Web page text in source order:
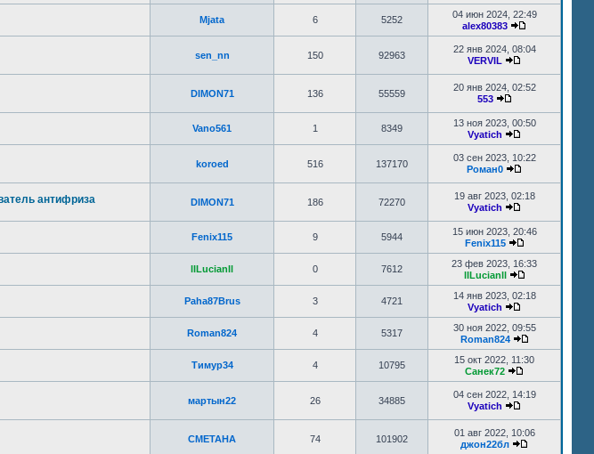
Mjata 6 5252
04 июн 2024, 22:49
alex80383
sen_nn 150 92963
22 янв 2024, 08:04
VERVIL
DIMON71 136 55559
20 янв 2024, 02:52
553
Vano561 1 8349
13 ноя 2023, 00:50
Vyatich
koroed 516 137170
03 сен 2023, 10:22
Роман0
антифриза DIMON71 186 72270
19 авг 2023, 02:18
Vyatich
Fenix115 9 5944
15 июн 2023, 20:46
Fenix115
lILucianIl 0 7612
23 фев 2023, 16:33
lILucianIl
Paha87Brus 3 4721
14 янв 2023, 02:18
Vyatich
Roman824 4 5317
30 ноя 2022, 09:55
Roman824
Тимур34 4 10795
15 окт 2022, 11:30
Санек72
мартын22 26 34885
04 сен 2022, 14:19
Vyatich
CMETAHA 74 101902
01 авг 2022, 10:06
джон22бл